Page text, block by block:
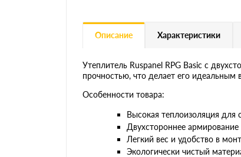
Описание Характеристики
Утеплитель Ruspanel RPG Basic с
прочностью, что делает его идеальным
Особенности товара:
Высокая теплоизоляция
Двухстороннее
Легкий вес и удобство в
Экологически чистый